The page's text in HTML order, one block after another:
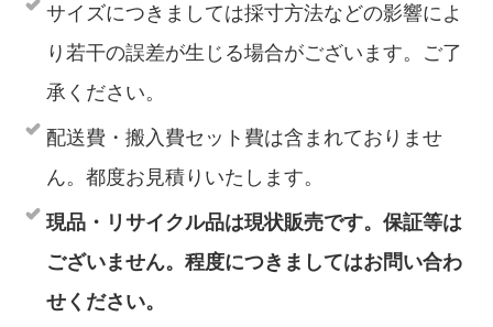
サイズにつきましては採寸方法などの影響によ
り若干の誤差が生じる場合がございます。ご了
承ください。
配送費・搬入費セット費は含まれておりませ
ん。都度お見積りいたします。
現品・リサイクル品は現状販売です。保証等は
ございません。程度につきましてはお問い合わ
せください。